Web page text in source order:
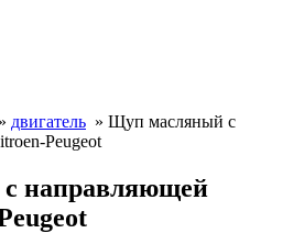
двигатель » Щуп масляный с
Peugeot
направляющей